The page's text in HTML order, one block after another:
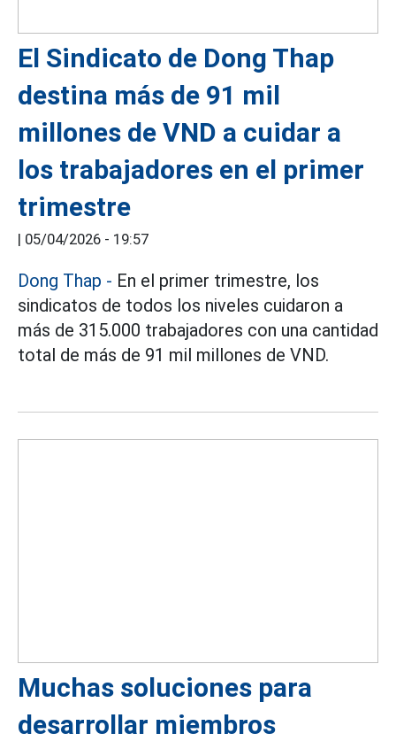
El Sindicato de Dong Thap
destina más de 91 mil
millones de VND a cuidar a
los trabajadores en el primer
trimestre
| 05/04/2026 - 19:57
Dong Thap - En el primer trimestre, los
sindicatos de todos los niveles cuidaron a
más de 315.000 trabajadores con una cantidad
total de más de 91 mil millones de VND.
Muchas soluciones para
desarrollar miembros